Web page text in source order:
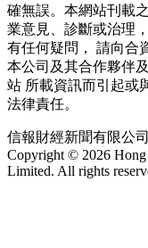
確無誤。本網站刊載
業意見、診斷或治理
有任何疑問， 請向合
本公司及其合作夥伴
站 所載資訊而引起或
法律責任。
信報財經新聞有限公
Copyright © 2026
Limited. All rights